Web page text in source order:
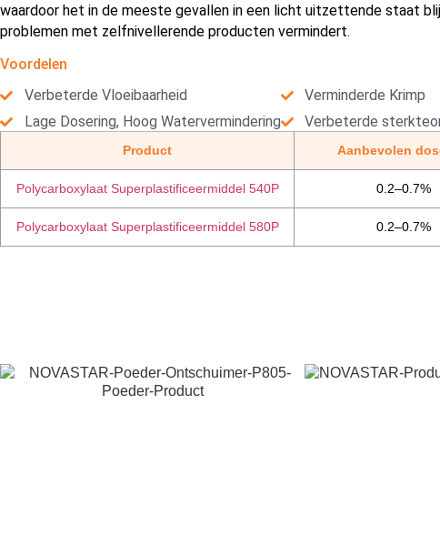
waardoor het in de meeste gevallen in een licht uitzettende staat
problemen met zelfnivellerende producten vermindert.
Voordelen
Verbeterde Vloeibaarheid
Lage Dosering, Hoog Watervermindering
Verminderde Krimp
Verbeterde
Product Aanbevolen
Polycarboxylaat Superplastificeermiddel 540P 0.2–0.7%
Polycarboxylaat Superplastificeermiddel 580P 0.2–0.7%